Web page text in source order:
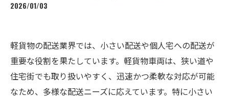
2026/01/03
軽貨物の配送業界では、小さい配送や個人宅への配送が
重要な役割を果たしています。軽貨物車両は、狭い道や
住宅街でも取り扱いやすく、迅速かつ柔軟な対応が可能
なため、多様な配送ニーズに応えています。特に小さい